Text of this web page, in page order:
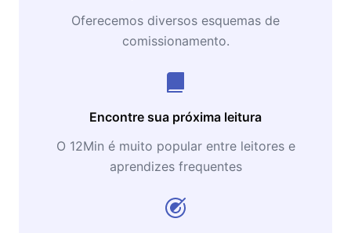
Oferecemos diversos esquemas de
comissionamento.
Encontre sua próxima leitura
O 12Min é muito popular entre leitores e
aprendizes frequentes